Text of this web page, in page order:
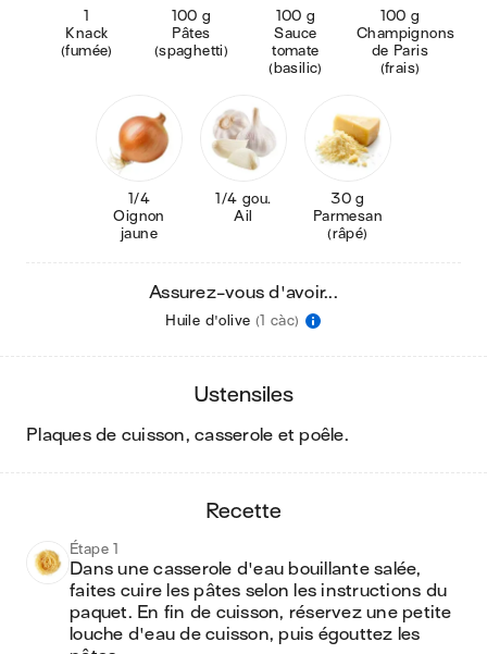
1
Knack
(fumée)
100 g
Pâtes
(spaghetti)
100 g
Sauce
tomate
(basilic)
100 g
Champignons
de Paris
(frais)
1/4
Oignon
jaune
1/4 gou.
Ail
30 g
Parmesan
(râpé)
Assurez-vous d'avoir...
Huile d'olive (1 càc)
ustensiles
plaques de cuisson, casserole et poêle.
recette
Étape 1
Dans une casserole d'eau bouillante salée,
faites cuire les pâtes selon les instructions du
paquet. En fin de cuisson, réservez une petite
louche d'eau de cuisson, puis égouttez les